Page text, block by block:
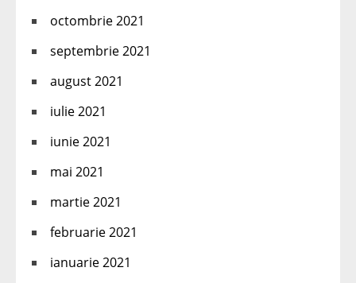
octombrie 2021
septembrie 2021
august 2021
iulie 2021
iunie 2021
mai 2021
martie 2021
februarie 2021
ianuarie 2021